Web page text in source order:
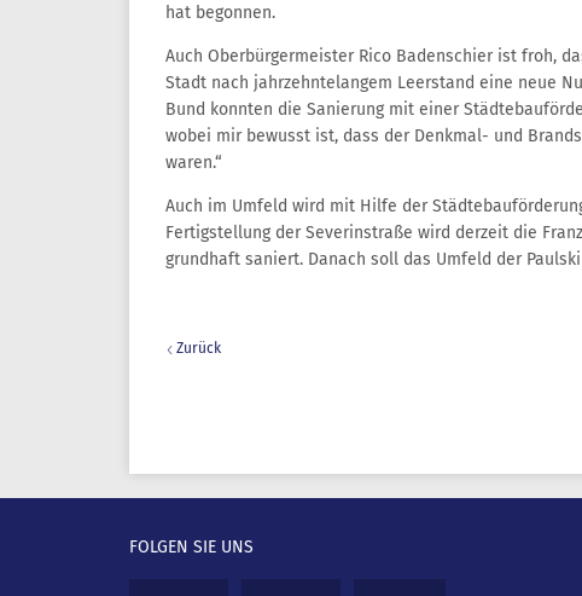
hat begonnen.
Auch Oberbürgermeister Rico Badenschier ist froh,
Stadt nach jahrzehntelangem Leerstand eine neue
Bund konnten die Sanierung mit einer
wobei mir bewusst ist, dass der Denkmal- und
waren.“
Auch im Umfeld wird mit Hilfe der
Fertigstellung der Severinstraße wird derzeit die
grundhaft saniert. Danach soll das Umfeld der
Zurück
FOLGEN SIE UNS